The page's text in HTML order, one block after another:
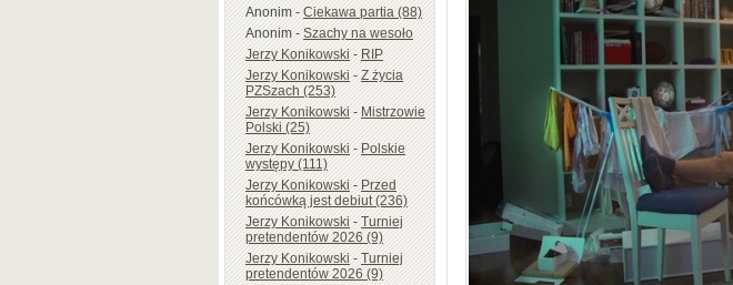
Anonim-Ciekawa partia (88)
Anonim-Szachy na wesoło
Jerzy Konikowski-RIP
Jerzy Konikowski-Z życia
PZSzach (253)
Jerzy Konikowski-Mistrzowie
Polski (25)
Jerzy Konikowski-Polskie
występy (111)
Jerzy Konikowski-Przed
końcówką jest debiut (236)
Jerzy Konikowski-Turniej
pretendentów 2026 (9)
Jerzy Konikowski-Turniej
pretendentów 2026 (9)